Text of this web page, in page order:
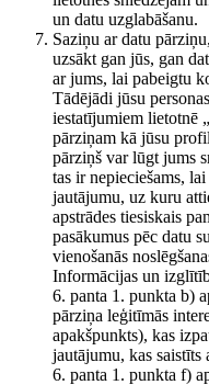
un datu uzglabāšanu.
Saziņu ar datu
uzsākt gan jūs, gan
ar jums, lai pabeigtu
Tādējādi jūsu
iestatījumiem lietotnē
pārziņam kā jūsu
pārziņš var lūgt jums
tas ir nepieciešams,
jautājumu, uz kuru
apstrādes tiesiskais
pasākumus pēc datu
vienošanās
Informācijas un
6. panta 1. punkta b)
pārziņa leģitīmās
apakšpunkts), kas
jautājumu, kas
6. panta 1. punkta f)